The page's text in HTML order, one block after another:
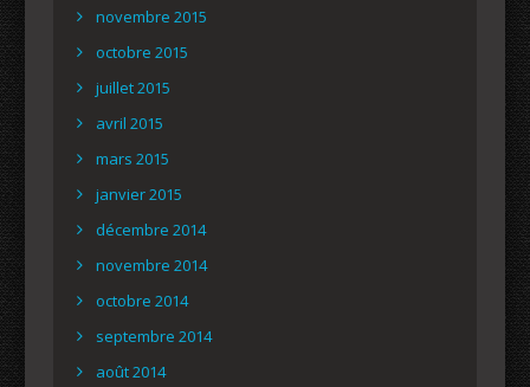
novembre 2015
octobre 2015
juillet 2015
avril 2015
mars 2015
janvier 2015
décembre 2014
novembre 2014
octobre 2014
septembre 2014
août 2014